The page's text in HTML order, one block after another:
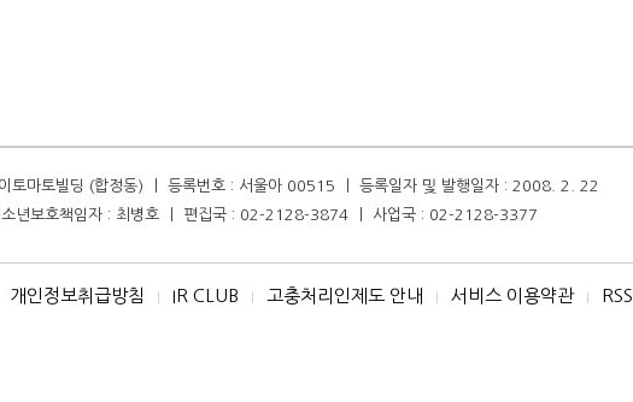
토마토빌딩 (합정동) ㅣ 등록번호 : 서울아 00515 ㅣ 등록일자 및 발행일자 : 2008. 2. 22
소년보호책임자 : 최병호 ㅣ 편집국 : 02-2128-3874 ㅣ 사업국 : 02-2128-3377
개인정보취급방침 I IR CLUB I 고충처리인제도 안내 I 서비스 이용약관 I RSS